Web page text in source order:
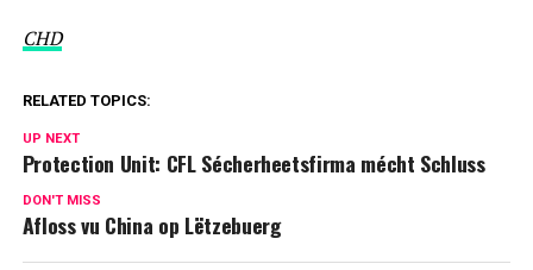
CHD
RELATED TOPICS:
UP NEXT
Protection Unit: CFL Sécherheetsfirma mécht Schluss
DON'T MISS
Afloss vu China op Lëtzebuerg